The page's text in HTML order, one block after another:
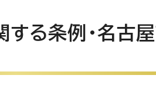
る条例・名古